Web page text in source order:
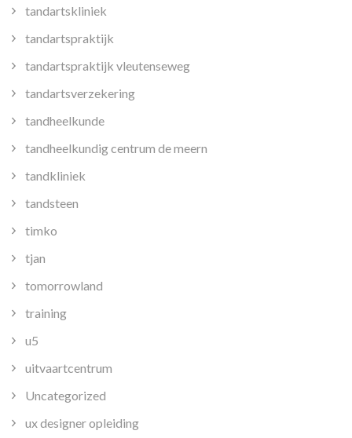
tandartskliniek
tandartspraktijk
tandartspraktijk vleutenseweg
tandartsverzekering
tandheelkunde
tandheelkundig centrum de meern
tandkliniek
tandsteen
timko
tjan
tomorrowland
training
u5
uitvaartcentrum
Uncategorized
ux designer opleiding